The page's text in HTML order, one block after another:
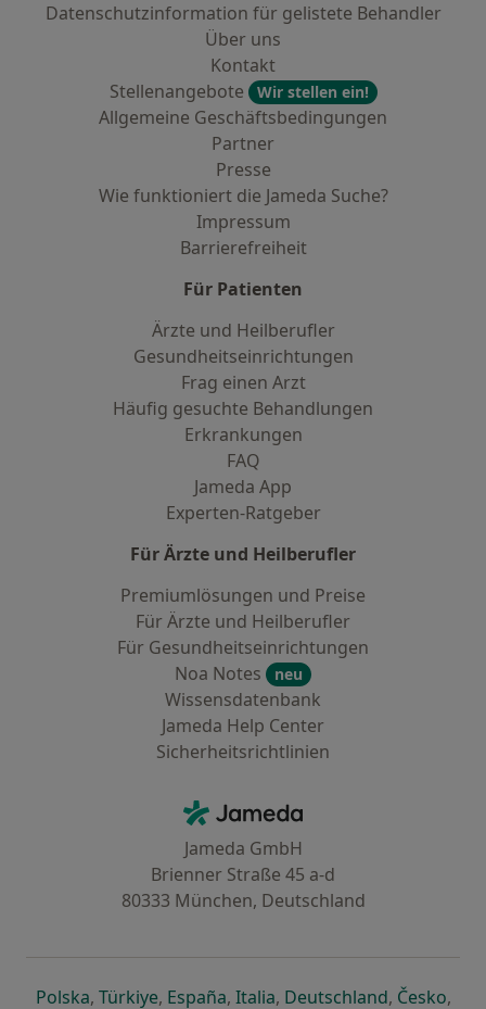
Datenschutzinformation für gelistete Behandler
Über uns
Kontakt
Stellenangebote
Wir stellen ein!
Allgemeine Geschäftsbedingungen
Partner
Presse
Wie funktioniert die Jameda Suche?
Impressum
Barrierefreiheit
Für Patienten
Ärzte und Heilberufler
Gesundheitseinrichtungen
Frag einen Arzt
Häufig gesuchte Behandlungen
Erkrankungen
FAQ
Jameda App
Experten-Ratgeber
Für Ärzte und Heilberufler
Premiumlösungen und Preise
Für Ärzte und Heilberufler
Für Gesundheitseinrichtungen
Noa Notes
neu
Wissensdatenbank
Jameda Help Center
Sicherheitsrichtlinien
Jameda - Startseite
Jameda GmbH
Brienner Straße 45 a-d
80333 München, Deutschland
Polskaöffnet in einer neuen Registerkarte
, Türkiyeöffnet in einer neuen Registerkarte
, Españaöffnet in einer neuen
, Italiaöffnet in einer neuen
, Deutschlandöffnet in
, Česko,